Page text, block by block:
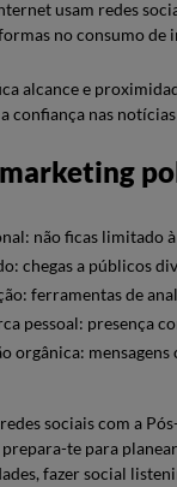
usam redes
no consumo de
alcance e
confiança nas
não ficas limitado à
chegas a públicos
ferramentas de
pessoal: presença
orgânica:
sociais com a
prepara-te para
fazer social